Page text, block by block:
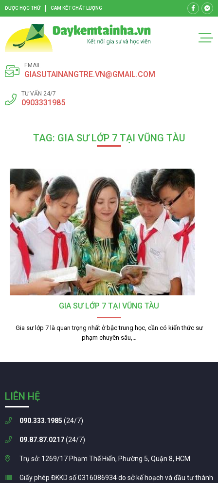
ĐƯỢC HỌC THỬ CAM KẾT CHẤT LƯỢNG
EMAIL
GIASUTAINANGTRE.VN@GMAIL.COM
TƯ VẤN 24/7
0903331985
TAG: GIA SƯ LỚP 7 TẠI VŨNG TÀU
GIA SƯ LỚP 7 TẠI VŨNG TÀU
Gia sư lớp 7 là quan trọng nhất ở bậc trung học, cần có kiến thức sư
phạm chuyên sâu,…
LIÊN HỆ
090.333.1985 (24/7)
09.87.87.0217(24/7)
Trụ sở: 1269/17 Phạm Thế Hiển, Phường 5, Quận 8, HCM
Giấy phép ĐKKD số 0316086934 do sở kế hoạch và đầu tư thành